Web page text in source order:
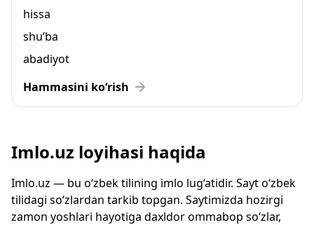
hissa
shu’ba
abadiyot
Hammasini ko‘rish
Imlo.uz loyihasi haqida
Imlo.uz — bu o‘zbek tilining imlo lug‘atidir. Sayt o‘zbek
tilidagi so‘zlardan tarkib topgan. Saytimizda hozirgi
zamon yoshlari hayotiga daxldor ommabop so‘zlar,